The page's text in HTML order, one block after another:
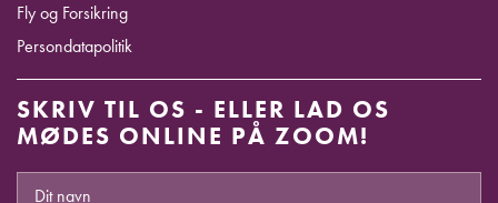
Fly og Forsikring
Persondatapolitik
SKRIV TIL OS - ELLER LAD OS
MØDES ONLINE PÅ ZOOM!